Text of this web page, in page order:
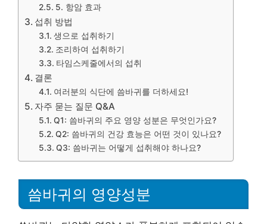
5. 항암 효과
섭취 방법
생으로 섭취하기
조리하여 섭취하기
타임스케줄에서의 섭취
결론
여러분의 식단에 씀바귀를 더하세요!
자주 묻는 질문 Q&A
Q1: 씀바귀의 주요 영양 성분은 무엇인가요?
Q2: 씀바귀의 건강 효능은 어떤 것이 있나요?
Q3: 씀바귀는 어떻게 섭취해야 하나요?
씀바귀의 영양성분